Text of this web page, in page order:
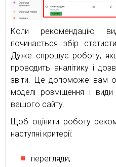
Коли рекомендацію
починається збір
Дуже спрощує роботу,
проводить аналітику і
звіти. Це допоможе вам
моделі розміщення і
вашого сайту.
Щоб оцінити роботу
наступні критерії:
перегляди;